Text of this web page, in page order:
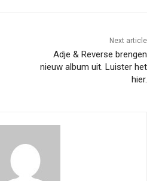
Next article
Adje & Reverse brengen
nieuw album uit. Luister het
hier.